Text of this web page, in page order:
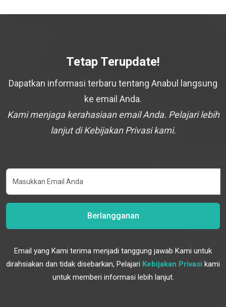
Tetap Terupdate!
Dapatkan informasi terbaru tentang Anabul langsung
ke email Anda.
Kami menjaga kerahasiaan email Anda. Pelajari lebih
lanjut di Kebijakan Privasi kami.
Berlangganan
Email yang Kami terima menjadi tanggung jawab Kami untuk
dirahsiakan dan tidak disebarkan, Pelajari Kebijakan Privasi kami
untuk memberi informasi lebih lanjut.